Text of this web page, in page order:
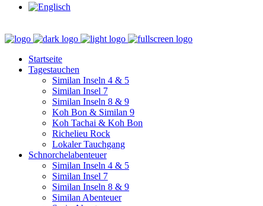
Startseite
Tagestauchen
Similan Inseln 4 & 5
Similan Insel 7
Similan Inseln 8 & 9
Koh Bon & Similan 9
Koh Tachai & Koh Bon
Richelieu Rock
Lokaler Tauchgang
Schnorchelabenteuer
Similan Inseln 4 & 5
Similan Insel 7
Similan Inseln 8 & 9
Similan Abenteuer